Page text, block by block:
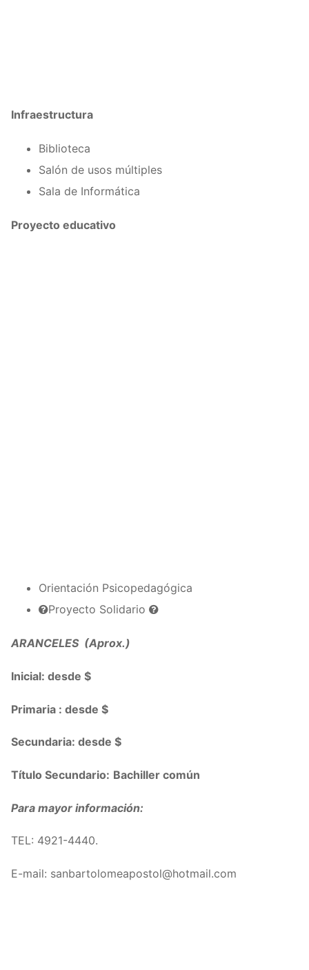
Infraestructura
Biblioteca
Salón de usos múltiples
Sala de Informática
Proyecto educativo
Orientación Psicopedagógica
Proyecto Solidario
ARANCELES (Aprox.)
Inicial: desde $
Primaria : desde $
Secundaria: desde $
Título Secundario: Bachiller común
Para mayor información:
TEL: 4921-4440.
E-mail: sanbartolomeapostol@hotmail.com